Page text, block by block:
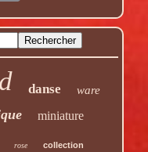
danse ware
miniature
rose collection